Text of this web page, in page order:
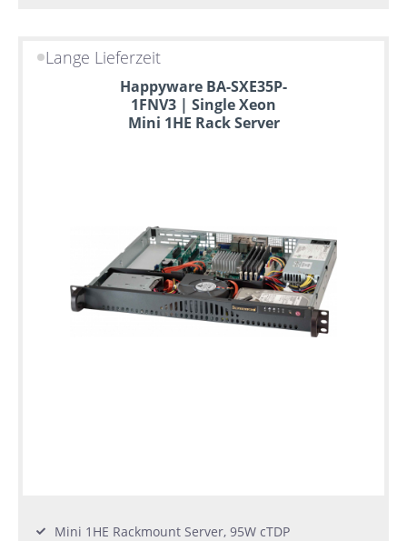
Lange Lieferzeit
Happyware BA-SXE35P-
1FNV3 | Single Xeon
Mini 1HE Rack Server
Mini 1HE Rackmount Server, 95W cTDP